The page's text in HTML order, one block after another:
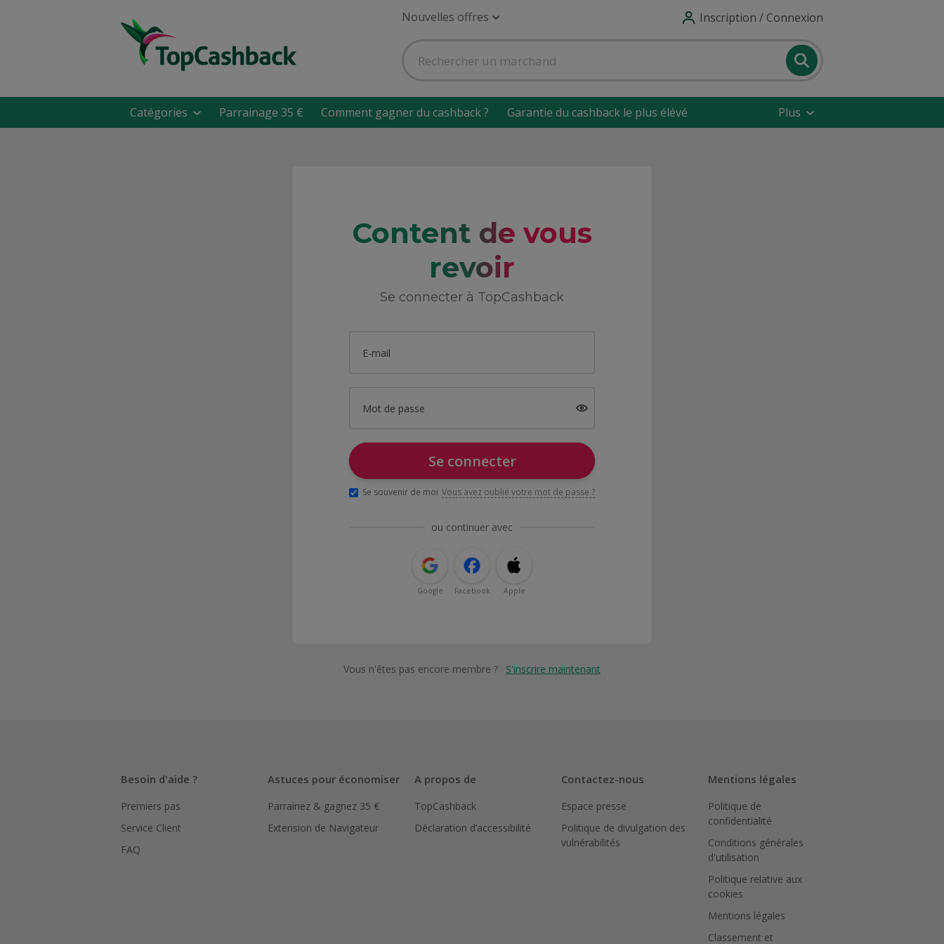
Nouvelles offres Inscription / Connexion
Catégories Parrainage 35 € Comment gagner du cashback ? Garantie du cashback le plus élévé Plus
Content de vous
revoir
Se connecter à TopCashback
E-mail
Mot de passe
Se connecter
Se souvenir de moi Vous avez oublié votre mot de passe ?
ou continuer avec
Google Facebook Apple
Vous n'êtes pas encore membre ? S'inscrire maintenant
Besoin d'aide ?
Premiers pas
Service Client
FAQ
Astuces pour économiser
Parrainez & gagnez 35 €
Extension de Navigateur
A propos de
TopCashback
Déclaration d’accessibilité
Contactez-nous
Espace presse
Politique de divulgation des
vulnérabilités
Mentions légales
Politique de
confidentialité
Conditions générales
d'utilisation
Politique relative aux
cookies
Mentions légales
Classement et